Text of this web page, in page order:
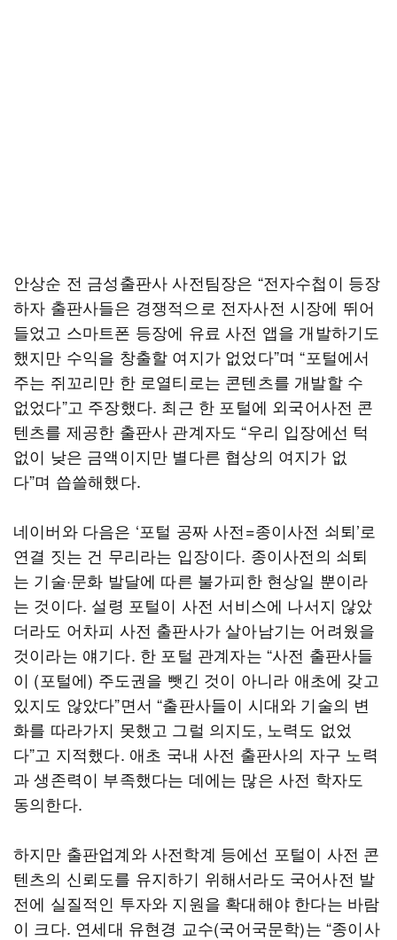
안상순 전 금성출판사 사전팀장은 “전자수첩이 등장
하자 출판사들은 경쟁적으로 전자사전 시장에 뛰어
들었고 스마트폰 등장에 유료 사전 앱을 개발하기도
했지만 수익을 창출할 여지가 없었다”며 “포털에서
주는 쥐꼬리만 한 로열티로는 콘텐츠를 개발할 수
없었다”고 주장했다. 최근 한 포털에 외국어사전 콘
텐츠를 제공한 출판사 관계자도 “우리 입장에선 턱
없이 낮은 금액이지만 별다른 협상의 여지가 없
다”며 씁쓸해했다.
네이버와 다음은 ‘포털 공짜 사전=종이사전 쇠퇴’로
연결 짓는 건 무리라는 입장이다. 종이사전의 쇠퇴
는 기술·문화 발달에 따른 불가피한 현상일 뿐이라
는 것이다. 설령 포털이 사전 서비스에 나서지 않았
더라도 어차피 사전 출판사가 살아남기는 어려웠을
것이라는 얘기다. 한 포털 관계자는 “사전 출판사들
이 (포털에) 주도권을 뺏긴 것이 아니라 애초에 갖고
있지도 않았다”면서 “출판사들이 시대와 기술의 변
화를 따라가지 못했고 그럴 의지도, 노력도 없었
다”고 지적했다. 애초 국내 사전 출판사의 자구 노력
과 생존력이 부족했다는 데에는 많은 사전 학자도
동의한다.
하지만 출판업계와 사전학계 등에선 포털이 사전 콘
텐츠의 신뢰도를 유지하기 위해서라도 국어사전 발
전에 실질적인 투자와 지원을 확대해야 한다는 바람
이 크다. 연세대 유현경 교수(국어국문학)는 “종이사